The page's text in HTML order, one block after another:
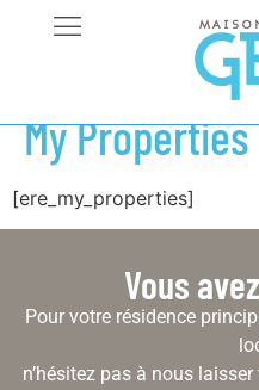
My Properties
[ere_my_properties]
Vous
Pour votre résidence
n’hésitez pas à nous